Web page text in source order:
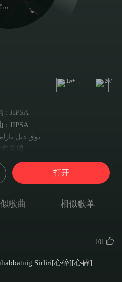
1w+ 267
: JIPSA
: JIPSA
يوق دىل
有希望
غەم
有美好
سەن بىر
يوق دىل
打开
歌曲 相似歌单
101
Sirliri[心碎][心碎]